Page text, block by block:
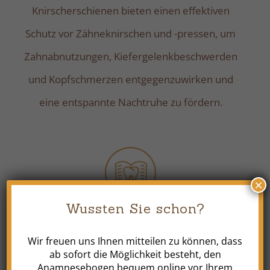
Knirscherschienen bieten einen effektiven
Schutz vor Zähneknirschen und -pressen, um
Zahnabnutzungen, Kiefergelenkbeschwerden
und Kopfschmerzen entgegenzuwirken und
eine entspannte Nachtruhe zu fördern.
Durch eine präzise Funktionsanalyse können
Wussten Sie schon?
Wir freuen uns Ihnen mitteilen zu können, dass
ab sofort die Möglichkeit besteht, den
Anamnesebogen bequem online vor Ihrem
×